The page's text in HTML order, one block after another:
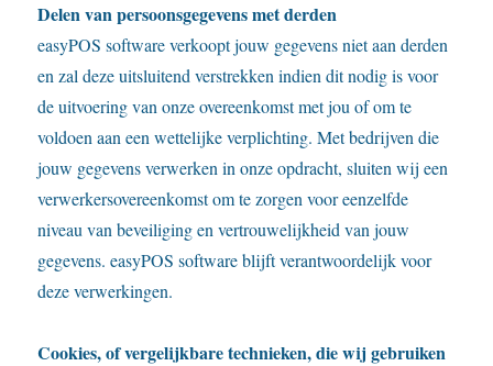
Delen van persoonsgegevens met derden
easyPOS software verkoopt jouw gegevens niet aan derden
en zal deze uitsluitend verstrekken indien dit nodig is voor
de uitvoering van onze overeenkomst met jou of om te
voldoen aan een wettelijke verplichting. Met bedrijven die
jouw gegevens verwerken in onze opdracht, sluiten wij een
verwerkersovereenkomst om te zorgen voor eenzelfde
niveau van beveiliging en vertrouwelijkheid van jouw
gegevens. easyPOS software blijft verantwoordelijk voor
deze verwerkingen.
Cookies, of vergelijkbare technieken, die wij gebruiken